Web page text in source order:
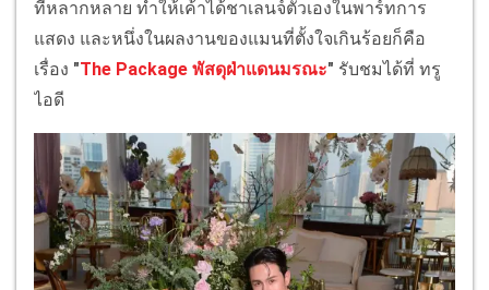
ที่หลากหลาย ทำให้เค้าได้ชาเลนจ์ตัวเองในพาร์ทการ
แสดง และหนึ่งในผลงานของแมนที่ตั้งใจเกินร้อยก็คือ
เรื่อง "The Package พัสดุฝ่าแดนมรณะ" รับชมได้ที่ ทรู
ไอดี